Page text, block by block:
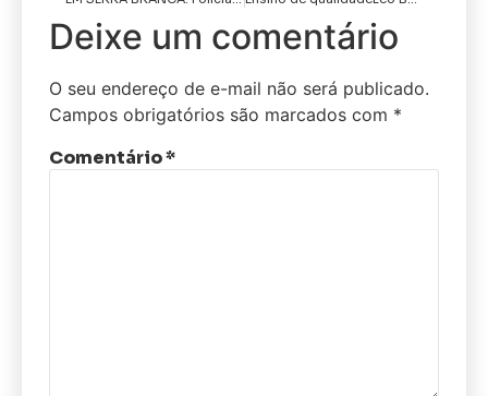
Deixe um comentário
O seu endereço de e-mail não será publicado.
Campos obrigatórios são marcados com *
Comentário*